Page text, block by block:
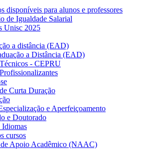
disponíveis para alunos e professores
de Igualdade Salarial
Unisc 2025
a distância (EAD)
a Distância (EAD)
- CEPRU
Curta Duração
e Aperfeiçoamento
e Doutorado
cursos
Apoio Acadêmico (NAAC)